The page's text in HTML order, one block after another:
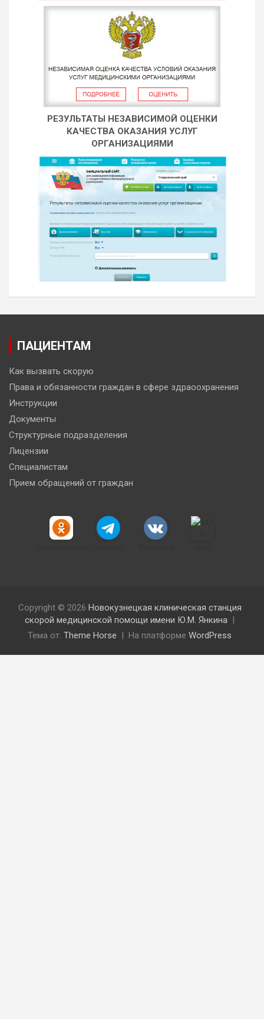
РЕЗУЛЬТАТЫ НЕЗАВИСИМОЙ ОЦЕНКИ
КАЧЕСТВА ОКАЗАНИЯ УСЛУГ
ОРГАНИЗАЦИЯМИ
ПАЦИЕНТАМ
Как вызвать скорую
Права и обязанности граждан в сфере здраоохранения
Инструкции
Документы
Структурные подразделения
Лицензии
Специалистам
Прием обращений от граждан
Copyright © 2026 Новокузнецкая клиническая станция
скорой медицинской помощи имени Ю.М. Янкина
Тема от: Theme Horse На платформе WordPress